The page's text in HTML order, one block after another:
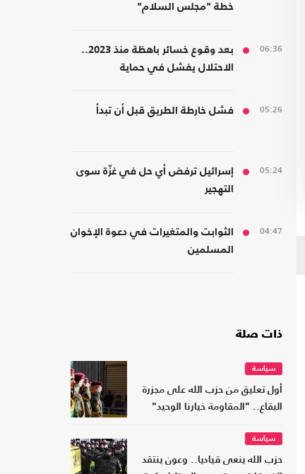
خطة "مجلس السلام"
06:36
بعد وقوع خسائر باهظة منذ 2023..
الاحتلال يفشل في حماية
05:26 فشل خارطة الطريق قبل أن تبدأ
05:24
إسرائيل ترفض أي حل في غزّة سوى
التهجير
04:47
الثوابت والمتغيرات في دعوة الإخوان
المسلمين
ذات صلة
سياسة
أول تعليق من حزب الله على مجزرة
البقاع.. "المقاومة خيارنا الوحيد"
سياسة
حزب الله ينعى قياديا.. وعون ينتقد